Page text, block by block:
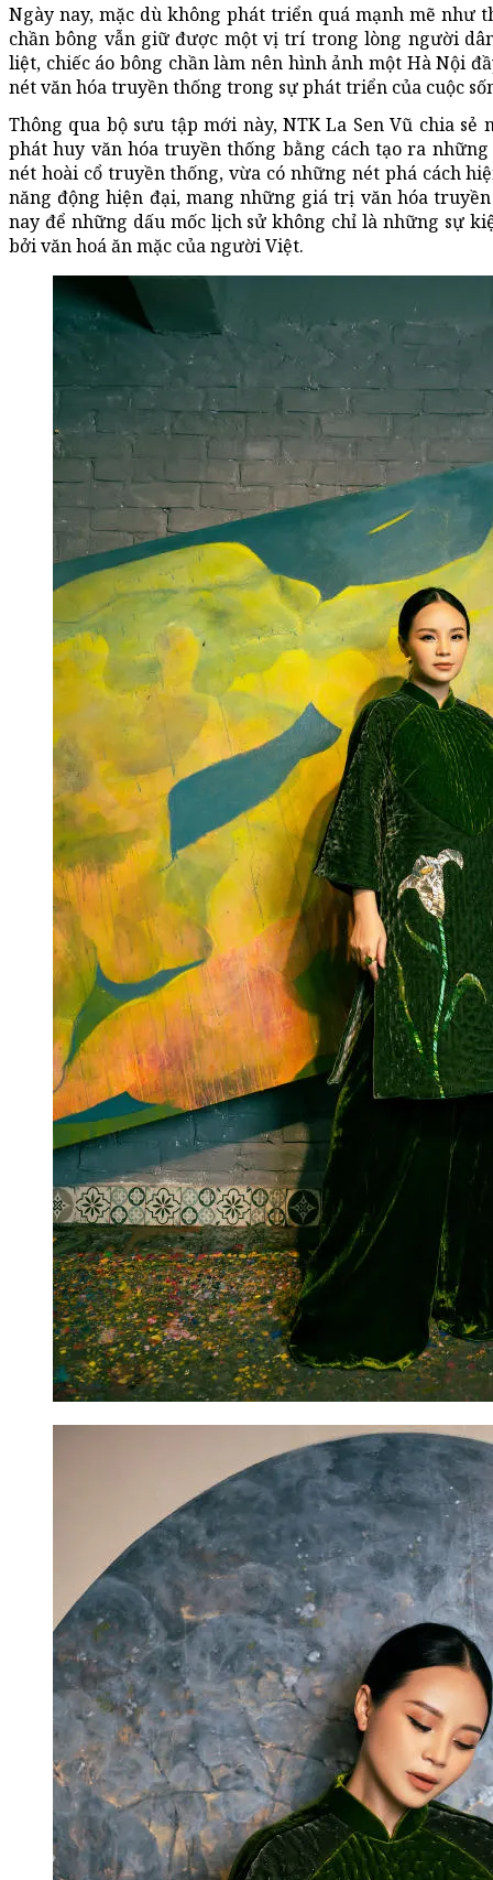
Ngày nay, mặc dù không phát triển quá mạnh mẽ như
chần bông vẫn giữ được một vị trí trong lòng người
liệt, chiếc áo bông chần làm nên hình ảnh một Hà Nội
nét văn hóa truyền thống trong sự phát triển của cuộc
Thông qua bộ sưu tập mới này, NTK La Sen Vũ chia
phát huy văn hóa truyền thống bằng cách tạo ra
nét hoài cổ truyền thống, vừa có những nét phá cách
năng động hiện đại, mang những giá trị văn hóa
nay để những dấu mốc lịch sử không chỉ là những sự
bởi văn hoá ăn mặc của người Việt.